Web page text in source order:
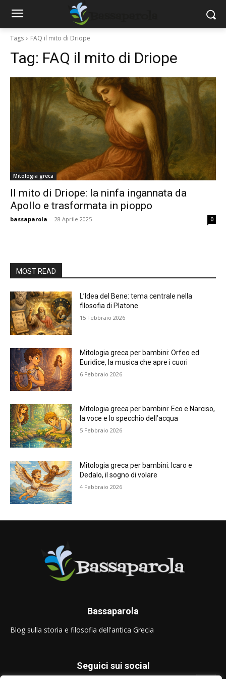
Tags FAQ il mito di Driope
Tag: FAQ il mito di Driope
Mitologia greca
Il mito di Driope: la ninfa ingannata da
Apollo e trasformata in pioppo
bassaparola - 28 Aprile 2025 0
MOST READ
L’Idea del Bene: tema centrale nella
filosofia di Platone
15 Febbraio 2026
Mitologia greca per bambini: Orfeo ed
Euridice, la musica che apre i cuori
6 Febbraio 2026
Mitologia greca per bambini: Eco e Narciso,
la voce e lo specchio dell’acqua
5 Febbraio 2026
Mitologia greca per bambini: Icaro e
Dedalo, il sogno di volare
4 Febbraio 2026
Bassaparola
Blog sulla storia e filosofia dell'antica Grecia
Seguici sui social